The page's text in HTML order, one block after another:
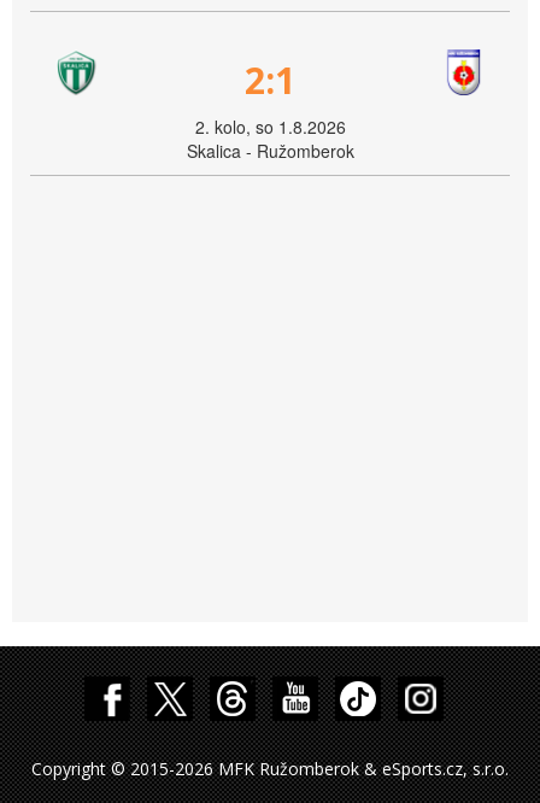
2:1
2. kolo, so 1.8.2026
Skalica - Ružomberok
Copyright © 2015-2026 MFK Ružomberok & eSports.cz, s.r.o.